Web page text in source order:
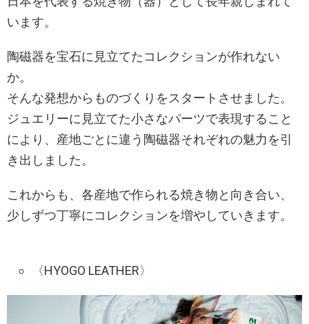
います。
陶磁器を宝石に見立てたコレクションが作れない
か。
そんな発想からものづくりをスタートさせました。
ジュエリーに見立てた小さなパーツで表現すること
により、産地ごとに違う陶磁器それぞれの魅力を引
き出しました。
これからも、各産地で作られる焼き物と向き合い、
少しずつ丁寧にコレクションを増やしていきます。
〈HYOGO LEATHER〉